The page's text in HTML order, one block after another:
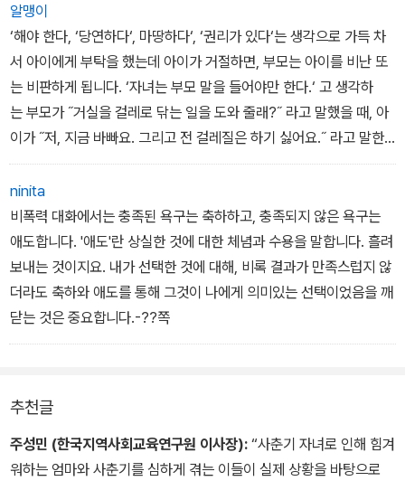
있을 거예요.
기린으로 이야기할 때 우리는 유대감을 잃지 않으면서 내가 진정으로
느끼고 원하는 것을 전달할 수 있습니다. 그것은 소통이고 연결이지
요.
- <|사례로 배우는 네 가지 태도| 재혼한 지후 엄마의 고통> 중에서
알맹이
‘해야 한다, ‘당연하다‘, 마땅하다‘, ‘권리가 있다‘는 생각으로 가득 차
서 아이에게 부탁을 했는데 아이가 거절하면, 부모는 아이를 비난 또
는 비판하게 됩니다. ‘자녀는 부모 말을 들어야만 한다.‘ 고 생각하
는 부모가 ˝거실을 걸레로 닦는 일을 도와 줄래?˝ 라고 말했을 때, 아
이가 ˝저, 지금 바빠요. 그리고 전 걸레질은 하기 싫어요.˝ 라고 말한
다면 부모는 화가 나겠지요? 해야만 하는 일을 자녀가 하지 않고 있
다고 생각하기 때문이에요.
아이가 학교 수업이 끝나자마자 집에 돌아오는 것을 당연하게 생각하
고있는 부모는 자녀의 귀가 시간이 늦어지면 늦어지는 만큼 더 분노
할 것입니다. 당연한 일인데 자녀가 안 하는 거니까요.
‘나는 아이를 야단칠 권리가 있다.‘는 생각을 가진 부모는 자신의 행동
에 당위성을 부여하면서 과도하게 아이를 야단칠 가능성이 큽니다.
이렇게 ‘해야 한다‘, ‘당연하다‘, 마땅하다‘, ‘~할 권리가 있다‘ 는 생각
절을 내 존재에 대한 거절로 생각하기 때문입니다. 그러나 상대
가 내 부탁을 거절한 것은 다른 욕구를 충족시키기 위해서 그런 것이
라는 점을 이해할 필요가있습니다. 이처럼 상대의 또 다른 욕구를 받
ninita
비폭력 대화에서는 충족된 욕구는 축하하고, 충족되지 않은 욕구는
애도합니다. '애도'란 상실한 것에 대한 체념과 수용을 말합니다. 흘려
보내는 것이지요. 내가 선택한 것에 대해, 비록 결과가 만족스럽지 않
더라도 축하와 애도를 통해 그것이 나에게 의미있는 선택이었음을 깨
닫는 것은 중요합니다.-??쪽
추천글
주성민 (한국지역사회교육연구원 이사장): “사춘기 자녀로 인해 힘겨
워하는 엄마와 사춘기를 심하게 겪는 이들이 실제 상황을 바탕으로